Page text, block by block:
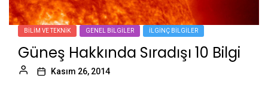
BILIM VE TEKNIK GENEL BILGILER İLGINÇ BILGILER
Güneş Hakkında Sıradışı 10 Bilgi
Kasım 26, 2014